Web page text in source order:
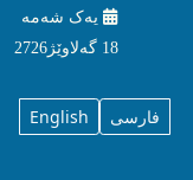
یه‌ک شه‌مه‌
18 گه‌لاوێژ2726
English فارسی